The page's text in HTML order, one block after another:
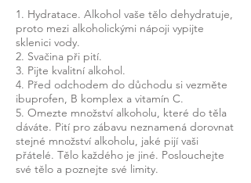
1. Hydratace. Alkohol vaše tělo dehydratuje,
proto mezi alkoholickými nápoji vypijte
sklenici vody.
2. Svačina při pití.
3. Pijte kvalitní alkohol.
4. Před odchodem do důchodu si vezměte
ibuprofen, B komplex a vitamín C.
5. Omezte množství alkoholu, které do těla
dáváte. Pití pro zábavu neznamená dorovnat
stejné množství alkoholu, jaké pijí vaši
přátelé. Tělo každého je jiné. Poslouchejte
své tělo a poznejte své limity.